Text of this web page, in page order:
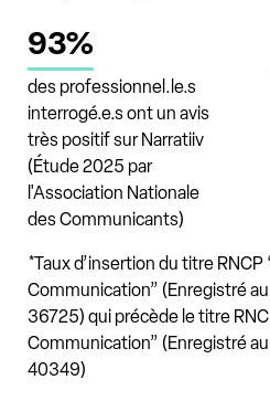
93%
des professionnel.le.s
interrogé.e.s ont un avis
très positif sur Narratiiv
(Étude 2025 par
l'Association Nationale
des Communicants)
*Taux d’insertion du titre
Communication” (Enregistré
36725) qui précède le titre
Communication” (Enregistré
40349)